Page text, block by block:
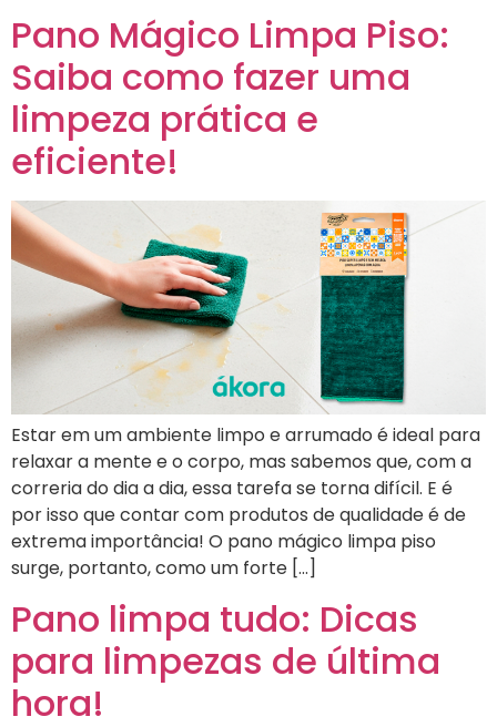
Pano Mágico Limpa Piso:
Saiba como fazer uma
limpeza prática e
eficiente!
Estar em um ambiente limpo e arrumado é ideal para
relaxar a mente e o corpo, mas sabemos que, com a
correria do dia a dia, essa tarefa se torna difícil. E é
por isso que contar com produtos de qualidade é de
extrema importância! O pano mágico limpa piso
surge, portanto, como um forte […]
Pano limpa tudo: Dicas
para limpezas de última
hora!